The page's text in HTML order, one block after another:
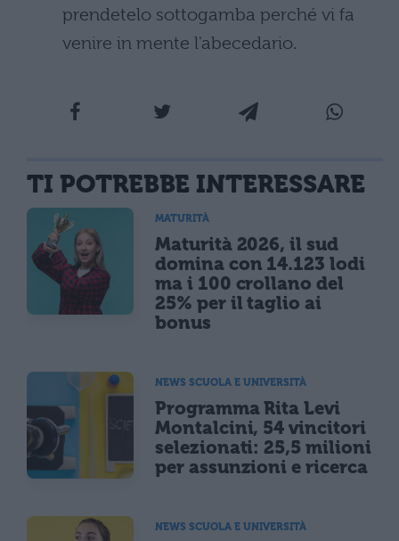
prendetelo sottogamba perché vi fa
venire in mente l'abecedario.
TI POTREBBE INTERESSARE
MATURITÀ
Maturità 2026, il sud
domina con 14.123 lodi
ma i 100 crollano del
25% per il taglio ai
bonus
NEWS SCUOLA E UNIVERSITÀ
Programma Rita Levi
Montalcini, 54 vincitori
selezionati: 25,5 milioni
per assunzioni e ricerca
NEWS SCUOLA E UNIVERSITÀ